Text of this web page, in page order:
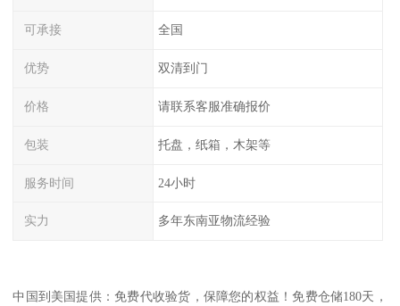
可承接 全国
优势 双清到门
价格 请联系客服准确报价
包装 托盘，纸箱，木架等
服务时间 24小时
实力 多年东南亚物流经验
中国到美国提供：免费代收验货，保障您的权益！免费仓储180天，